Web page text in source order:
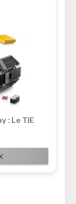
: Le TIE